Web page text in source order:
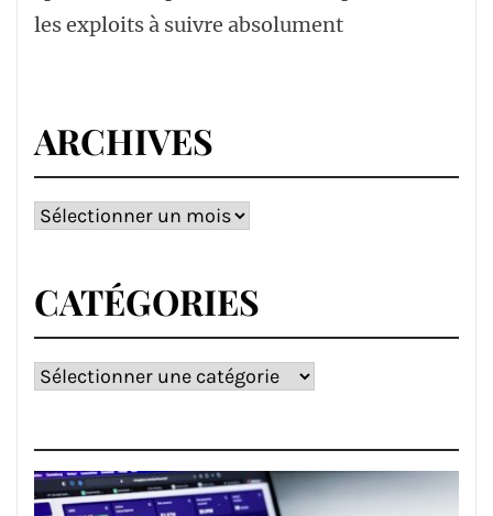
les exploits à suivre absolument
ARCHIVES
Archives
CATÉGORIES
Catégories